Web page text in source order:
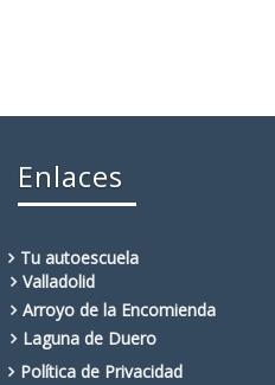
Enlaces
Tu autoescuela
Valladolid
Arroyo de la Encomienda
Laguna de Duero
Política de Privacidad